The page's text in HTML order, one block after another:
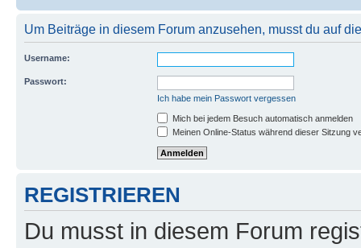
Um Beiträge in diesem Forum anzusehen, musst du auf
Username:
Passwort:
Ich habe mein Passwort vergessen
Mich bei jedem Besuch automatisch anmelden
Meinen Online-Status während dieser Sitzung
REGISTRIEREN
Du musst in diesem Forum